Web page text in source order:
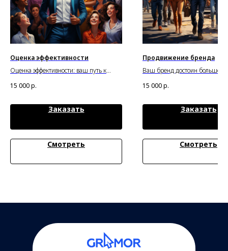
Оценка эффективности
Оценка эффективности: ваш путь к
15 000р.
Заказать
Смотреть
Продвижение бренда
Ваш бренд достоин большего:
15 000р.
Заказать
Смотреть